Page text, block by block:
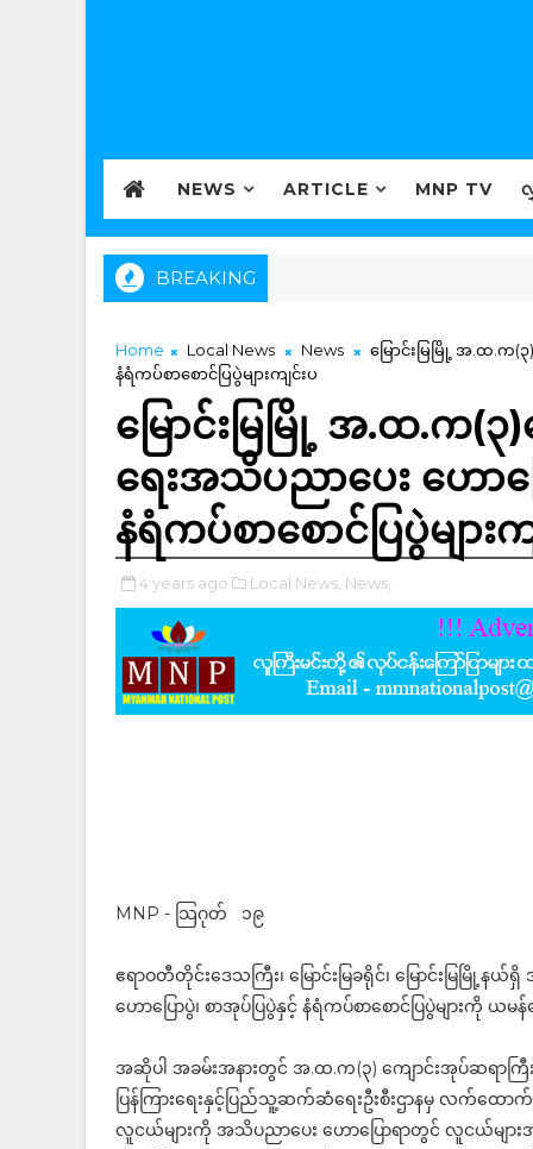
NEWS ARTICLE MNP TV
BREAKING
Home Local News News
မြောင်းမြမြို့ အ.ထ.က(
နံရံကပ်စာစောင်ပြပွဲများကျင်းပ
မြောင်းမြမြို့ အ.ထ.က(၃
ရေးအသိပညာပေး ဟောပြ
နံရံကပ်စာစောင်ပြပွဲများက
4 years ago Local News, News,
MNP - သြဂုတ် ၁၉
ဧရာဝတီတိုင်းဒေသကြီး၊ မြောင်းမြခရိုင်၊ မြောင်းမြမ
ဟောပြောပွဲ၊ စာအုပ်ပြပွဲနှင့် နံရံကပ်စာစောင်ပြပွဲများကို
အဆိုပါ အခမ်းအနားတွင် အ.ထ.က(၃) ကျောင်းအုပ်ဆရာကြီး ဦး
ပြန်ကြားရေးနှင့်ပြည်သူ့ဆက်ဆံရေးဦးစီးဌာနမှ လက်ထောက်ညွှ
လူငယ်များကို အသိပညာပေး ဟောပြောရာတွင် လူငယ်မျ